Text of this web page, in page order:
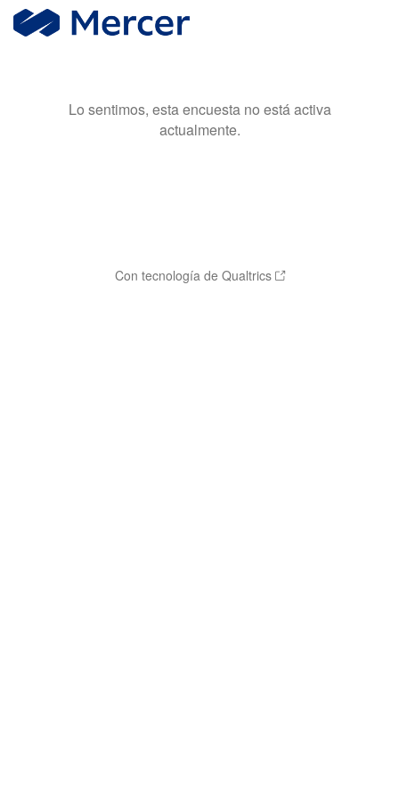
Lo sentimos, esta encuesta no está activa
actualmente.
Con tecnología de Qualtrics